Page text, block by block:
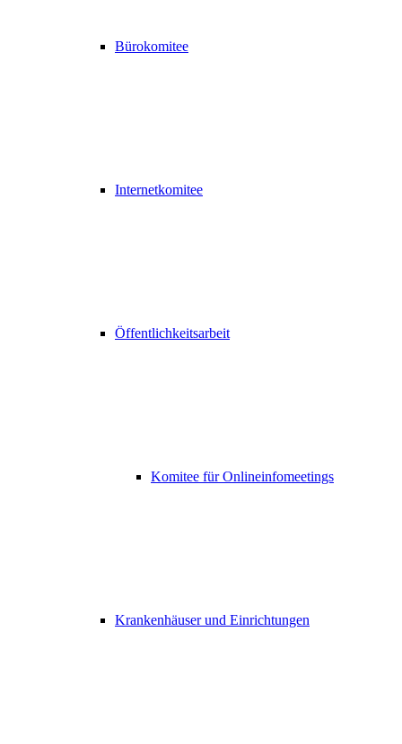
Bürokomitee
Internetkomitee
Öffentlichkeitsarbeit
Komitee für Onlineinfomeetings
Krankenhäuser und Einrichtungen